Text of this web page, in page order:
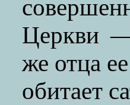
Церкви
же отца
обитает